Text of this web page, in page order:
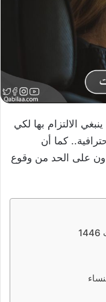
الالتزام بها لكي
كما أن
على الحد من وقوع